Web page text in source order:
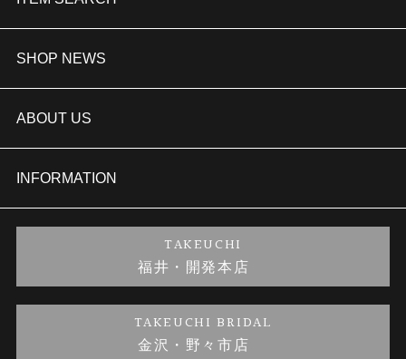
婚約指輪
結婚指輪
セットリング
婚約ネックレス
金・プラチナのお取引
SHOP NEWS
TAKEUCHI BRIDAL金沢本店情報
商品一覧
ブランドリスト
金澤指輪工房｜手作りペアリング
金澤指輪工房｜手作り結婚指輪 and 婚約指輪
ABOUT US
会社概要
お客様の声
INFORMATION
プライバシーポリシー
TAKEUCHI
福井・開発本店
TAKEUCHI BRIDAL
金沢・野々市店